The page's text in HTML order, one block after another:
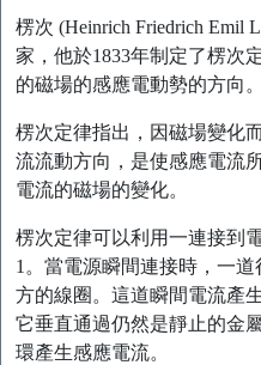
楞次 (Heinrich Friedrich Emil
家，他於1833年制定了楞次
的磁場的感應電動勢的方向。
楞次定律指出，因磁場變化
流流動方向，是使感應電流
電流的磁場的變化。
楞次定律可以利用一連接到
1。當電源瞬間連接時，一
方的線圈。這道瞬間電流產
它垂直通過仍然是靜止的金
環產生感應電流。